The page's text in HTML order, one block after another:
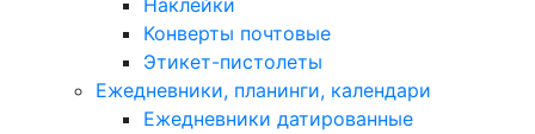
Наклейки
Конверты почтовые
Этикет-пистолеты
Ежедневники, планинги, календари
Ежедневники датированные